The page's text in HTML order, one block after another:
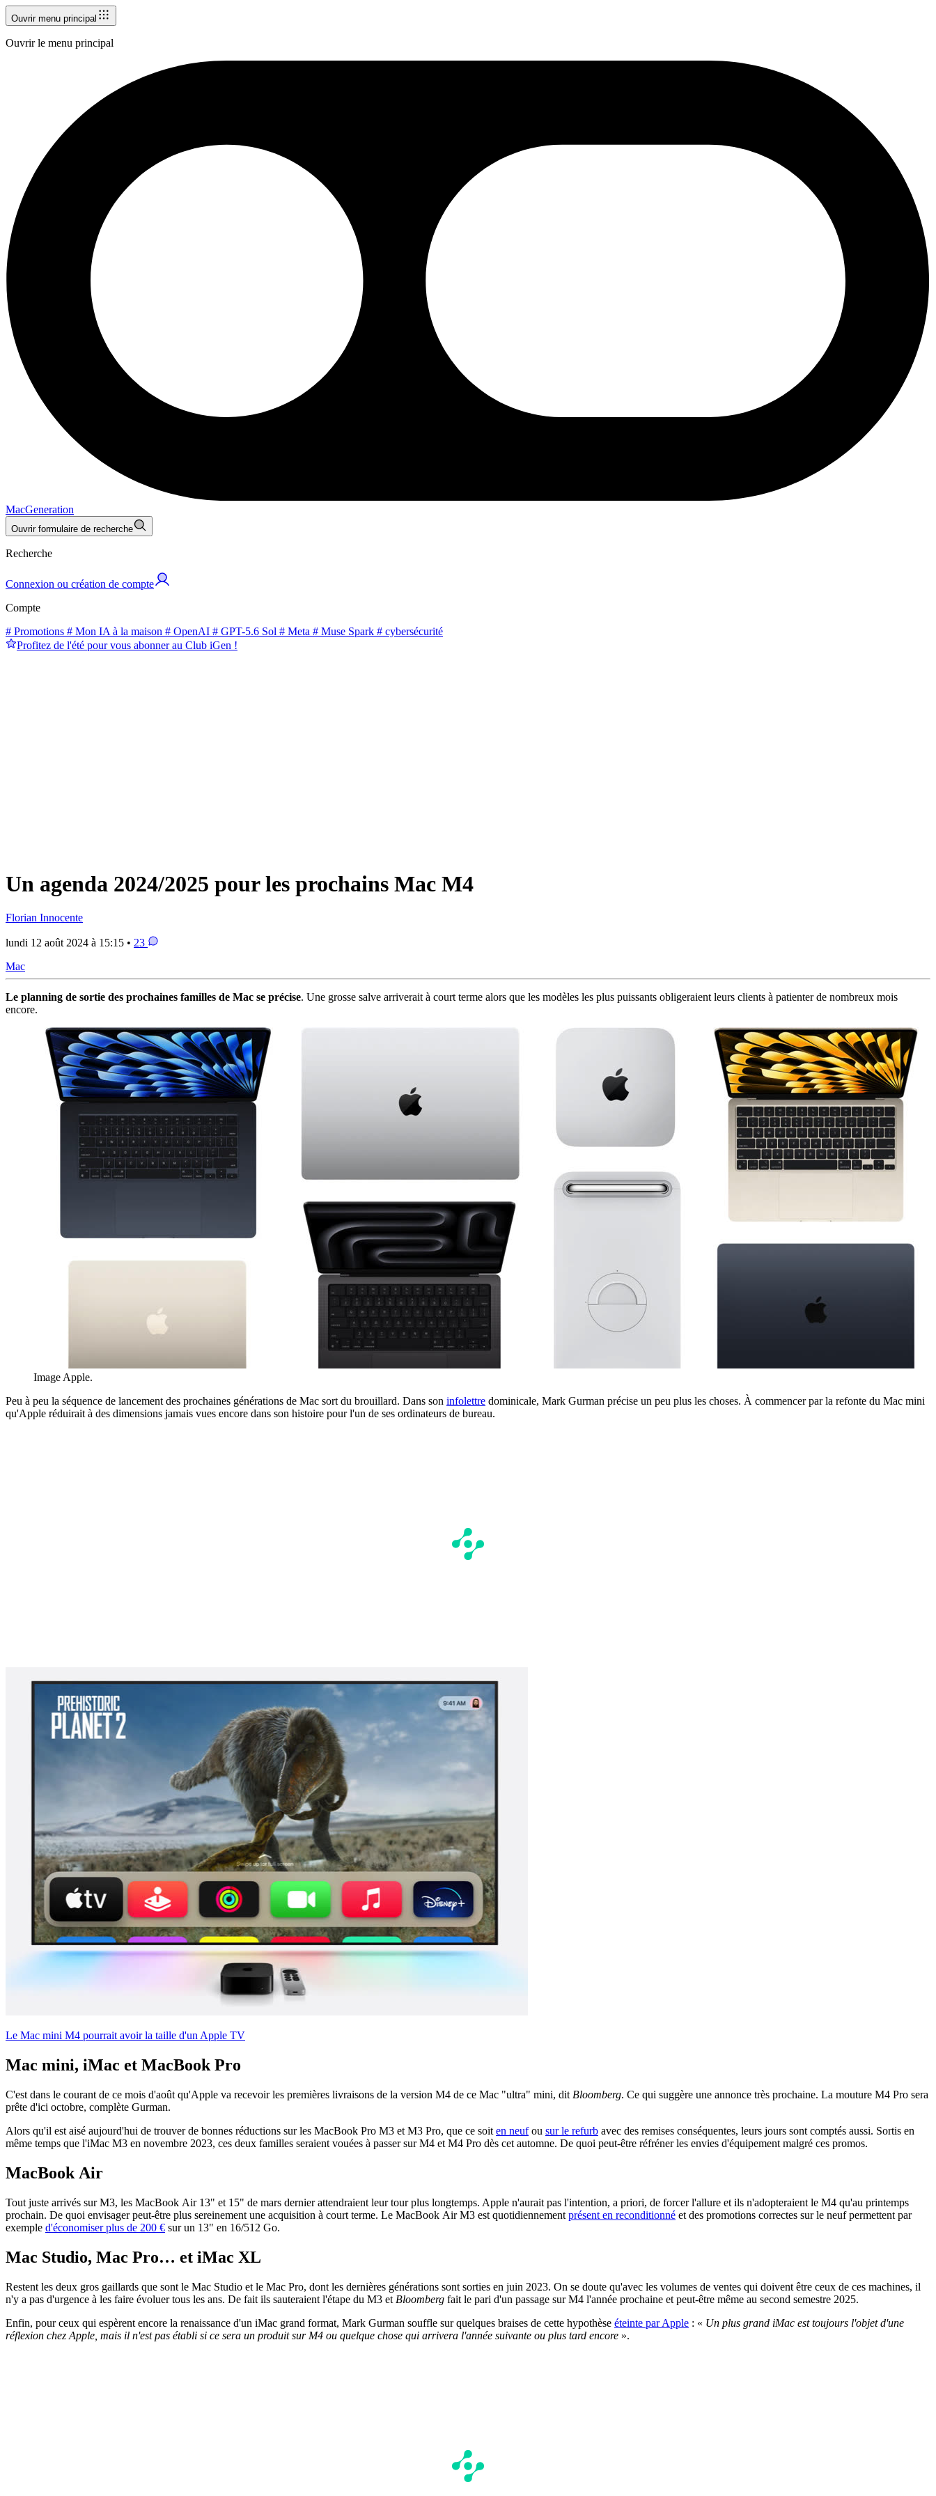
Ouvrir menu principal
Ouvrir le menu principal
MacGeneration
Ouvrir formulaire de recherche
Recherche
Connexion ou création de compte
Compte
# Promotions # Mon IA à la maison # OpenAI # GPT-5.6 Sol # Meta # Muse Spark # cybersécurité
Profitez de l'été pour vous abonner au Club iGen !
Un agenda 2024/2025 pour les prochains Mac M4
Florian Innocente
lundi 12 août 2024 à 15:15 • 23
Mac
Le planning de sortie des prochaines familles de Mac se précise. Une grosse salve arriverait à court terme alors que les modèles les plus puissants obligeraient leurs clients à patienter de nombreux mois
encore.
Image Apple.
Peu à peu la séquence de lancement des prochaines générations de Mac sort du brouillard. Dans son infolettre dominicale, Mark Gurman précise un peu plus les choses. À commencer par la refonte du Mac mini
qu'Apple réduirait à des dimensions jamais vues encore dans son histoire pour l'un de ses ordinateurs de bureau.
Le Mac mini M4 pourrait avoir la taille d'un Apple TV
Mac mini, iMac et MacBook Pro
C'est dans le courant de ce mois d'août qu'Apple va recevoir les premières livraisons de la version M4 de ce Mac "ultra" mini, dit Bloomberg. Ce qui suggère une annonce très prochaine. La mouture M4 Pro sera
prête d'ici octobre, complète Gurman.
Alors qu'il est aisé aujourd'hui de trouver de bonnes réductions sur les MacBook Pro M3 et M3 Pro, que ce soit en neufou sur le refurb avec des remises conséquentes, leurs jours sont comptés aussi. Sortis en
même temps que l'iMac M3 en novembre 2023, ces deux familles seraient vouées à passer sur M4 et M4 Pro dès cet automne. De quoi peut-être réfréner les envies d'équipement malgré ces promos.
MacBook Air
Tout juste arrivés sur M3, les MacBook Air 13" et 15" de mars dernier attendraient leur tour plus longtemps. Apple n'aurait pas l'intention, a priori, de forcer l'allure et ils n'adopteraient le M4 qu'au printemps
prochain. De quoi envisager peut-être plus sereinement une acquisition à court terme. Le MacBook Air M3 est quotidiennement présent en reconditionné et des promotions correctes sur le neuf permettent par
exemple d'économiser plus de 200 € sur un 13" en 16/512 Go.
Mac Studio, Mac Pro… et iMac XL
Restent les deux gros gaillards que sont le Mac Studio et le Mac Pro, dont les dernières générations sont sorties en juin 2023. On se doute qu'avec les volumes de ventes qui doivent être ceux de ces machines, il
n'y a pas d'urgence à les faire évoluer tous les ans. De fait ils sauteraient l'étape du M3 et Bloomberg fait le pari d'un passage sur M4 l'année prochaine et peut-être même au second semestre 2025.
Enfin, pour ceux qui espèrent encore la renaissance d'un iMac grand format, Mark Gurman souffle sur quelques braises de cette hypothèse éteinte par Apple : « Un plus grand iMac est toujours l'objet d'une
réflexion chez Apple, mais il n'est pas établi si ce sera un produit sur M4 ou quelque chose qui arrivera l'année suivante ou plus tard encore ».